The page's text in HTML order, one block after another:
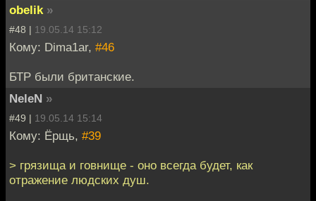
obelik »
#48 | 19.05.14 15:12
Кому: Dima1ar, #46
БТР были британские.
NeleN »
#49 | 19.05.14 15:14
Кому: Ёрщь, #39
> грязища и говнище - оно всегда будет, как
отражение людских душ.